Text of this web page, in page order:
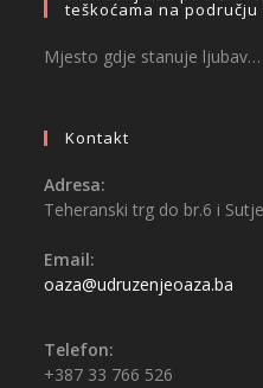
teškoćama na
Mjesto gdje stanuje ljubav…
Kontakt
Adresa:
Teheranski trg do br.6 i
Email:
oaza@udruzenjeoaza.ba
Telefon:
+387 33 766 526